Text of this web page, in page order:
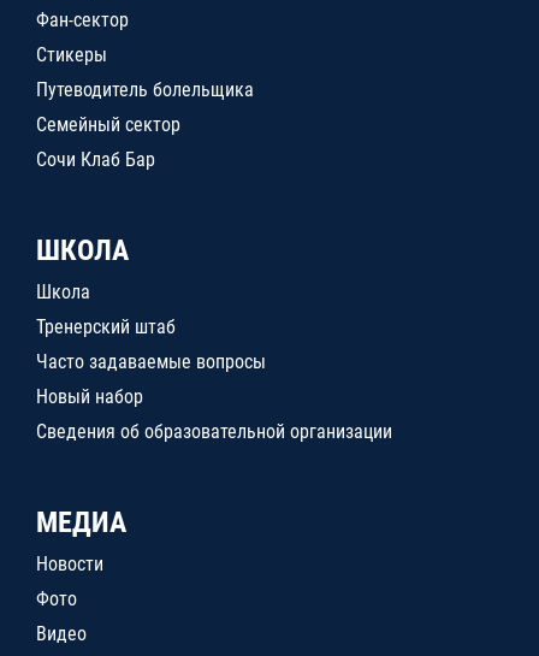
Фан-сектор
Стикеры
Путеводитель болельщика
Семейный сектор
Сочи Клаб Бар
ШКОЛА
Школа
Тренерский штаб
Часто задаваемые вопросы
Новый набор
Сведения об образовательной организации
МЕДИА
Новости
Фото
Видео